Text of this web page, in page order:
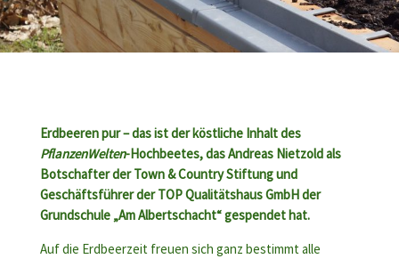
Erdbeeren pur – das ist der köstliche Inhalt des
PflanzenWelten-Hochbeetes, das Andreas Nietzold als
Botschafter der Town & Country Stiftung und
Geschäftsführer der TOP Qualitätshaus GmbH der
Grundschule „Am Albertschacht“ gespendet hat.
Auf die Erdbeerzeit freuen sich ganz bestimmt alle